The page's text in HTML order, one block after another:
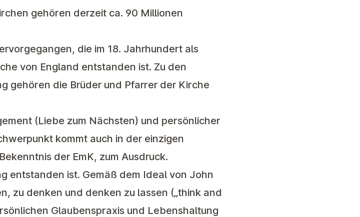
gehören derzeit ca. 90 Millionen
die im 18. Jahrhundert als
von England entstanden ist. Zu den
gehören die Brüder und Pfarrer der Kirche
(Liebe zum Nächsten) und persönlicher
kommt auch in der einzigen
der EmK, zum Ausdruck.
entstanden ist. Gemäß dem Ideal von John
zu denken und denken zu lassen („think and
Glaubenspraxis und Lebenshaltung